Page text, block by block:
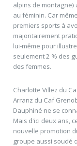
alpins de montagne)
au féminin. Car
premiers sports à
majoritairement
lui-même pour
seulement 2 % des
des femmes.
Charlotte Villez du
Arranz du Caf
Dauphiné ne se
Mais d'ici deux ans,
nouvelle promotion
groupe aussi soudé